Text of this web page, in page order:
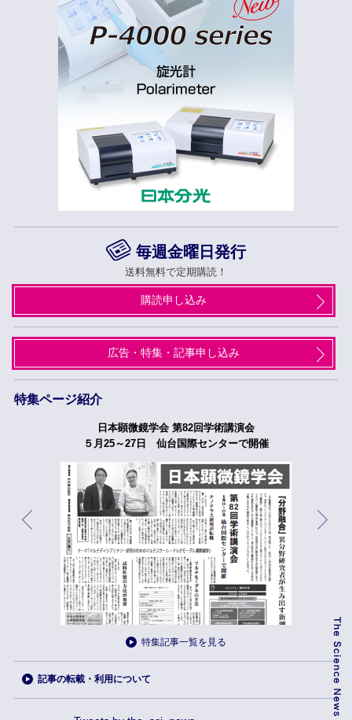
毎週金曜日発行
送料無料で定期購読！
購読申し込み
広告・特集・記事申し込み
特集ページ紹介
日本顕微鏡学会 第82回学術講演会
５月25～27日 仙台国際センターで開催
特集記事一覧を見る
記事の転載・利用について